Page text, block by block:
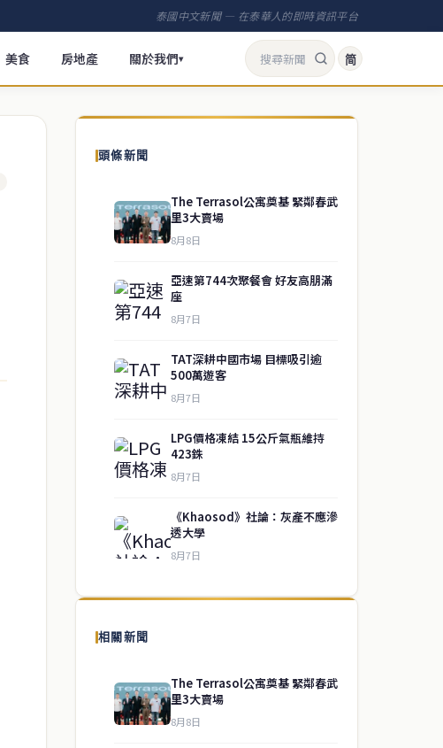
泰國中文新聞 — 在泰華人的即時資訊平台
美食 房地產 關於我們▾ 简
頭條新聞
The Terrasol公寓奠基 緊鄰春武
里3大賣場
8月8日
亞速第744次聚餐會 好友高朋滿
座
8月7日
TAT深耕中國市場 目標吸引逾
500萬遊客
8月7日
LPG價格凍結 15公斤氣瓶維持
423銖
8月7日
《Khaosod》社論：灰產不應滲
透大學
8月7日
相關新聞
The Terrasol公寓奠基 緊鄰春武
里3大賣場
8月8日